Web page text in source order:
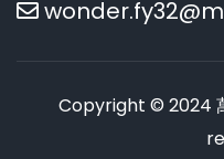
Copyright © 2024